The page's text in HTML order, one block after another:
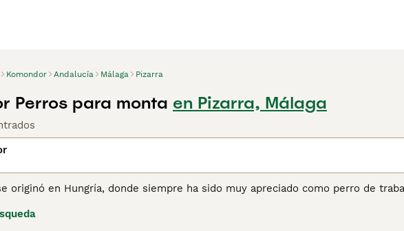
Komondor Andalucía Málaga Pizarra
Perros para monta en Pizarra, Málaga
originó en Hungría, donde siempre ha sido muy apreciado como perro de
alerta, leal y valiente a su lado. Son maravillosos perros guardianes y